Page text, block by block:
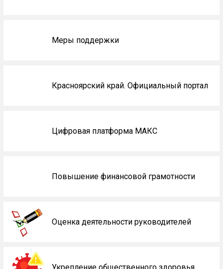
Меры поддержки
Красноярский край. Официальный портал
Цифровая платформа МАКС
Повышение финансовой грамотности
Оценка деятельности руководителей